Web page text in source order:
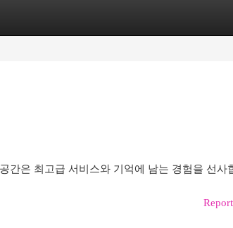
간은 최고급 서비스와 기억에 남는 경험을 선사